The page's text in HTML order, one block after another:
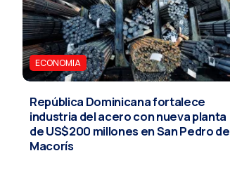
ECONOMIA
República Dominicana fortalece
industria del acero con nueva planta
de US$200 millones en San Pedro de
Macorís